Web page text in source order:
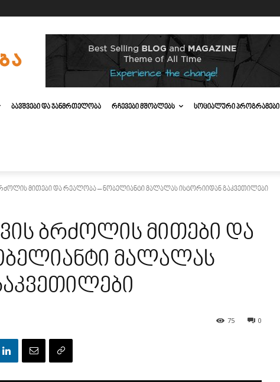
ᲑᲐᲕᲨᲕᲔᲑᲘ ᲓᲐ ᲯᲐᲜᲛᲠᲗᲔᲚᲝᲑᲐ ᲠᲩᲔᲕᲔᲑᲘ ᲛᲨᲝᲑᲚᲔᲑᲡ ᲡᲝᲪᲘᲐᲚᲣᲠᲘ ᲞᲠᲝᲒᲠᲐᲛᲔᲑᲘ
მითები და რეალობა – ნობელიანტი მალალას ისტორიიდან გაკვეთილები
ბრძოლის მითები და
მალალას
0
75